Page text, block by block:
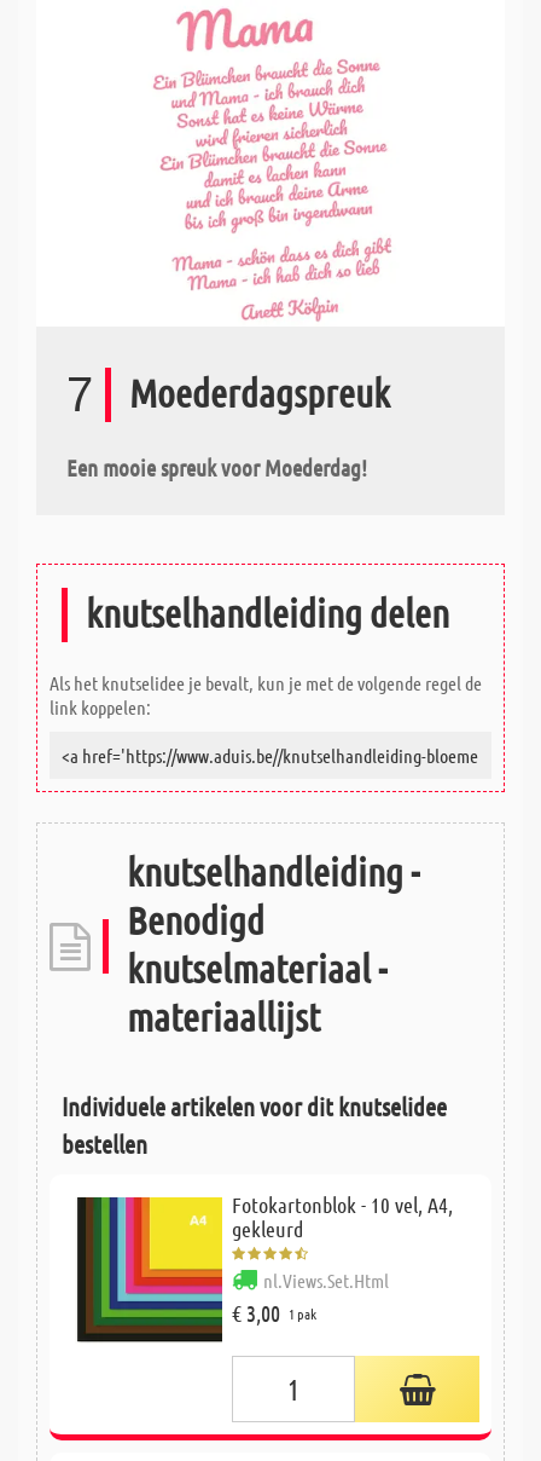
7 Moederdagspreuk
Een mooie spreuk voor Moederdag!
knutselhandleiding delen
Als het knutselidee je bevalt, kun je met de volgende regel de
link koppelen:
knutselhandleiding -
Benodigd
knutselmateriaal -
materiaallijst
Individuele artikelen voor dit knutselidee
bestellen
Fotokartonblok - 10 vel, A4,
gekleurd
nl.Views.Set.Html
€ 3,00 1 pak